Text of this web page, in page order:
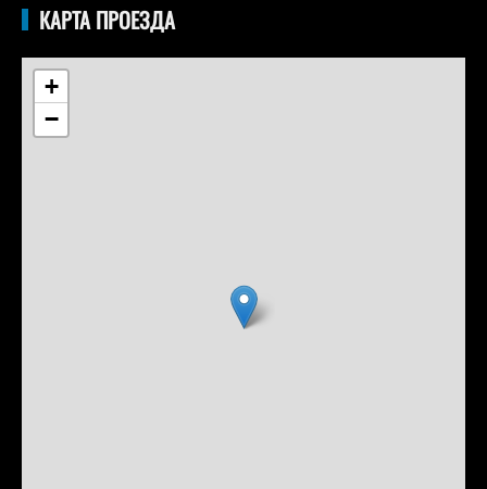
КАРТА ПРОЕЗДА
+
−